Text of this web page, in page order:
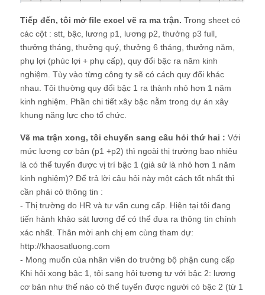
Tiếp đến, tôi mở file excel vẽ ra ma trận. Trong sheet có
các cột : stt, bậc, lương p1, lương p2, thưởng p3 full,
thưởng tháng, thưởng quý, thưởng 6 tháng, thưởng năm,
phụ lợi (phúc lợi + phụ cấp), quy đổi bậc ra năm kinh
nghiệm. Tùy vào từng công ty sẽ có cách quy đổi khác
nhau. Tôi thường quy đổi bậc 1 ra thành nhỏ hơn 1 năm
kinh nghiệm. Phần chi tiết xây bậc nằm trong dự án xây
khung năng lực cho tổ chức.
Vẽ ma trận xong, tôi chuyển sang câu hỏi thứ hai : Với
mức lương cơ bản (p1 +p2) thì ngoài thị trường bao nhiêu
là có thể tuyển được vị trí bậc 1 (giả sử là nhỏ hơn 1 năm
kinh nghiệm)? Để trả lời câu hỏi này một cách tốt nhất thì
cần phải có thông tin :
- Thị trường do HR và tư vấn cung cấp. Hiện tại tôi đang
tiến hành khảo sát lương để có thể đưa ra thông tin chính
xác nhất. Thân mời anh chị em cùng tham dự:
http://khaosatluong.com
- Mong muốn của nhân viên do trưởng bộ phận cung cấp
Khi hỏi xong bậc 1, tôi sang hỏi tương tự với bậc 2: lương
cơ bản như thế nào có thể tuyển được người có bậc 2 (từ 1